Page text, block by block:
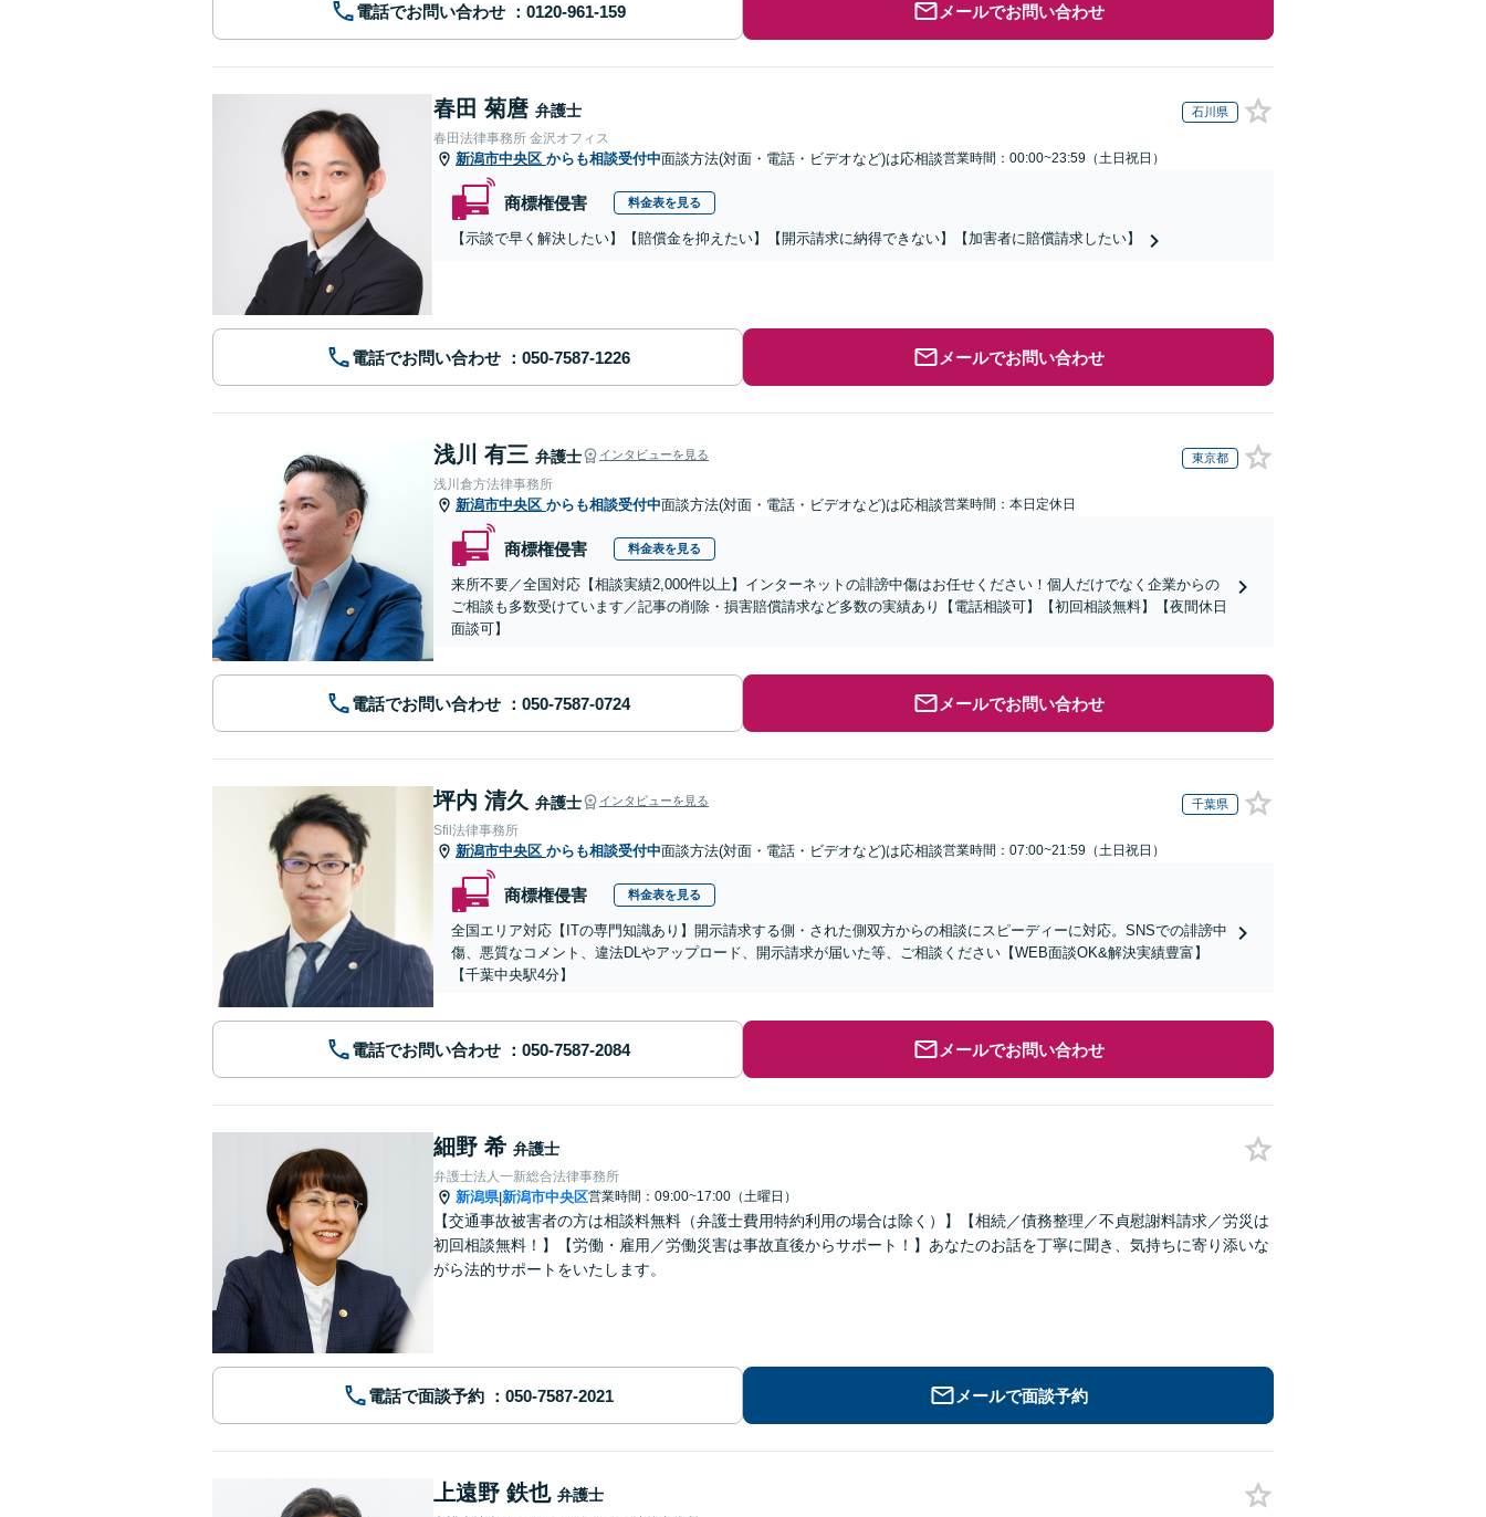
電話でお問い合わせ メールでお問い合わせ
春田 菊麿 弁護士 石川県
春田法律事務所 金沢オフィス
新潟市中央区 からも相談受付中面談方法(対面・電話・ビデオなど)は応相談営業時間：00:00~23:59（土日祝日）
商標権侵害 料金表を見る
【示談で早く解決したい】【賠償金を抑えたい】【開示請求に納得できない】【加害者に賠償請求したい】
電話でお問い合わせ メールでお問い合わせ
浅川 有三 弁護士 インタビューを見る 東京都
浅川倉方法律事務所
新潟市中央区 からも相談受付中面談方法(対面・電話・ビデオなど)は応相談営業時間：本日定休日
商標権侵害 料金表を見る
来所不要／全国対応【相談実績2,000件以上】インターネットの誹謗中傷はお任せください！個人だけでなく企業からの
ご相談も多数受けています／記事の削除・損害賠償請求など多数の実績あり【電話相談可】【初回相談無料】【夜間休日
面談可】
電話でお問い合わせ メールでお問い合わせ
坪内 清久 弁護士 インタビューを見る 千葉県
Sfil法律事務所
新潟市中央区 からも相談受付中面談方法(対面・電話・ビデオなど)は応相談営業時間：07:00~21:59（土日祝日）
商標権侵害 料金表を見る
全国エリア対応【ITの専門知識あり】開示請求する側・された側双方からの相談にスピーディーに対応。SNSでの誹謗中
傷、悪質なコメント、違法DLやアップロード、開示請求が届いた等、ご相談ください【WEB面談OK&解決実績豊富】
【千葉中央駅4分】
電話でお問い合わせ メールでお問い合わせ
細野 希 弁護士
弁護士法人一新総合法律事務所
新潟県|新潟市中央区営業時間：09:00~17:00（土曜日）
【交通事故被害者の方は相談料無料（弁護士費用特約利用の場合は除く）】【相続／債務整理／不貞慰謝料請求／労災は
初回相談無料！】【労働・雇用／労働災害は事故直後からサポート！】あなたのお話を丁寧に聞き、気持ちに寄り添いな
がら法的サポートをいたします。
電話で面談予約 メールで面談予約
上遠野 鉄也 弁護士